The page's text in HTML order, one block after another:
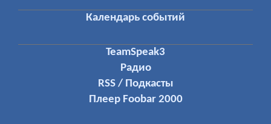
Календарь событий
TeamSpeak3
Радио
RSS / Подкасты
Плеер Foobar 2000